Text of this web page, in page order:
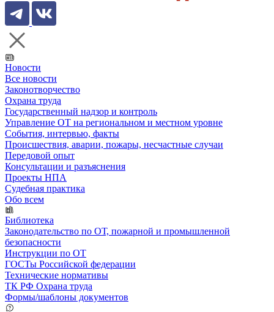
Новости
Все новости
Законотворчество
Охрана труда
Государственный надзор и контроль
Управление ОТ на региональном и местном уровне
События, интервью, факты
Происшествия, аварии, пожары, несчастные случаи
Передовой опыт
Консультации и разъяснения
Проекты НПА
Судебная практика
Обо всем
Библиотека
Законодательство по ОТ, пожарной и промышленной
безопасности
Инструкции по ОТ
ГОСТы Российской федерации
Технические нормативы
ТК РФ Охрана труда
Формы/шаблоны документов